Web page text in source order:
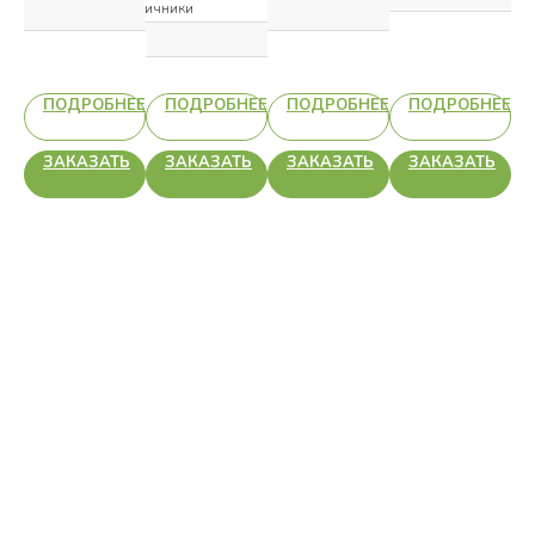
ПОДРОБНЕЕ
ЗАКАЗАТЬ
Наличники
ПОДРОБНЕЕ
ЗАКАЗАТЬ
ПОДРОБНЕЕ
ЗАКАЗАТЬ
ПОДРОБНЕЕ
ЗАКАЗАТЬ